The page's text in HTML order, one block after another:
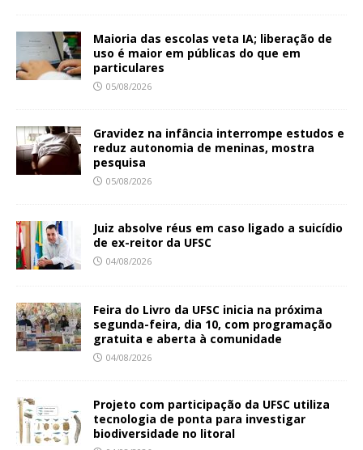
Maioria das escolas veta IA; liberação de
uso é maior em públicas do que em
particulares
05/08/2026
Gravidez na infância interrompe estudos e
reduz autonomia de meninas, mostra
pesquisa
05/08/2026
Juiz absolve réus em caso ligado a suicídio
de ex-reitor da UFSC
04/08/2026
Feira do Livro da UFSC inicia na próxima
segunda-feira, dia 10, com programação
gratuita e aberta à comunidade
04/08/2026
Projeto com participação da UFSC utiliza
tecnologia de ponta para investigar
biodiversidade no litoral